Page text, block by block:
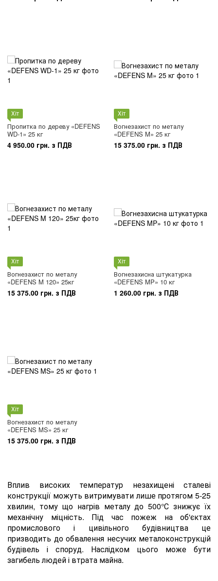
Хіт
Пропитка по дереву «DEFENS
WD-1» 25 кг
4 950.00 грн. з ПДВ
Хіт
Вогнезахист по металу
«DEFENS M» 25 кг
15 375.00 грн. з ПДВ
Хіт
Вогнезахист по металу
«DEFENS M 120» 25кг
15 375.00 грн. з ПДВ
Хіт
Вогнезахисна штукатурка
«DEFENS MP» 10 кг
1 260.00 грн. з ПДВ
Хіт
Вогнезахист по металу
«DEFENS MS» 25 кг
15 375.00 грн. з ПДВ
Вплив високих температур незахищені сталеві
конструкції можуть витримувати лише протягом 5-25
хвилин, тому що нагрів металу до 500°С знижує їх
механічну міцність. Під час пожеж на об'єктах
промислового і цивільного будівництва це
призводить до обвалення несучих металоконструкцій
будівель і споруд. Наслідком цього може бути
загибель людей і втрата майна.